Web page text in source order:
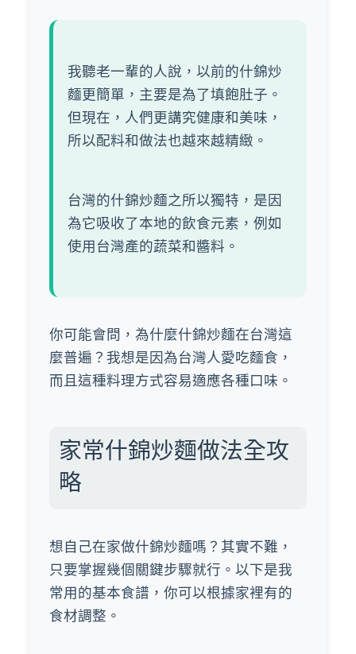
我聽老一輩的人說，以前的什錦炒
麵更簡單，主要是為了填飽肚子。
但現在，人們更講究健康和美味，
所以配料和做法也越來越精緻。
台灣的什錦炒麵之所以獨特，是因
為它吸收了本地的飲食元素，例如
使用台灣產的蔬菜和醬料。
你可能會問，為什麼什錦炒麵在台灣這
麼普遍？我想是因為台灣人愛吃麵食，
而且這種料理方式容易適應各種口味。
家常什錦炒麵做法全攻
略
想自己在家做什錦炒麵嗎？其實不難，
只要掌握幾個關鍵步驟就行。以下是我
常用的基本食譜，你可以根據家裡有的
食材調整。